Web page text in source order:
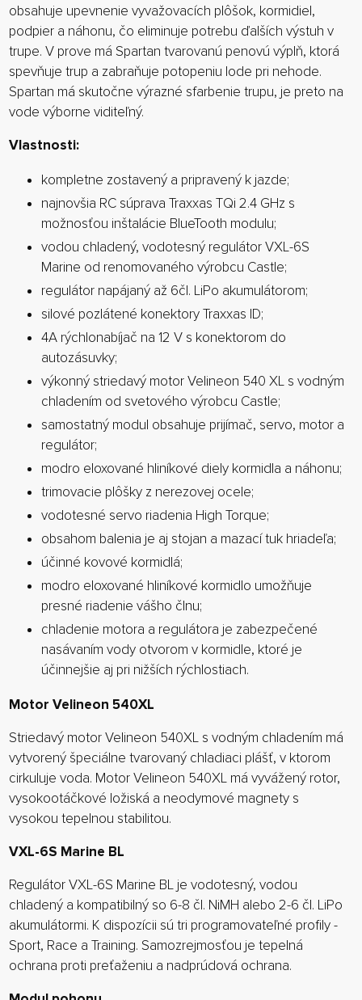
obsahuje upevnenie vyvažovacích plôšok, kormidiel,
podpier a náhonu, čo eliminuje potrebu ďalších výstuh v
trupe. V prove má Spartan tvarovanú penovú výplň, ktorá
spevňuje trup a zabraňuje potopeniu lode pri nehode.
Spartan má skutočne výrazné sfarbenie trupu, je preto na
vode výborne viditeľný.
Vlastnosti:
kompletne zostavený a pripravený k jazde;
najnovšia RC súprava Traxxas TQi 2.4 GHz s
možnosťou inštalácie BlueTooth modulu;
vodou chladený, vodotesný regulátor VXL-6S
Marine od renomovaného výrobcu Castle;
regulátor napájaný až 6čl. LiPo akumulátorom;
silové pozlátené konektory Traxxas ID;
4A rýchlonabíjač na 12 V s konektorom do
autozásuvky;
výkonný striedavý motor Velineon 540 XL s vodným
chladením od svetového výrobcu Castle;
samostatný modul obsahuje prijímač, servo, motor a
regulátor;
modro eloxované hliníkové diely kormidla a náhonu;
trimovacie plôšky z nerezovej ocele;
vodotesné servo riadenia High Torque;
obsahom balenia je aj stojan a mazací tuk hriadeľa;
účinné kovové kormidlá;
modro eloxované hliníkové kormidlo umožňuje
presné riadenie vášho člnu;
chladenie motora a regulátora je zabezpečené
nasávaním vody otvorom v kormidle, ktoré je
účinnejšie aj pri nižších rýchlostiach.
Motor Velineon 540XL
Striedavý motor Velineon 540XL s vodným chladením má
vytvorený špeciálne tvarovaný chladiaci plášť, v ktorom
cirkuluje voda. Motor Velineon 540XL má vyvážený rotor,
vysokootáčkové ložiská a neodymové magnety s
vysokou tepelnou stabilitou.
VXL-6S Marine BL
Regulátor VXL-6S Marine BL je vodotesný, vodou
chladený a kompatibilný so 6-8 čl. NiMH alebo 2-6 čl. LiPo
akumulátormi. K dispozícii sú tri programovateľné profily -
Sport, Race a Training. Samozrejmosťou je tepelná
ochrana proti preťaženiu a nadprúdová ochrana.